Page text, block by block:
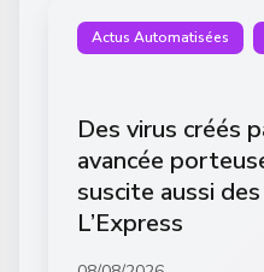
Actus Automatisées
Des virus créés
avancée
suscite aussi
L’Express